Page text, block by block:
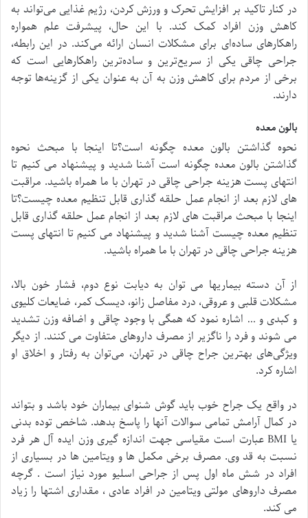
در کنار تاکید بر افزایش تحرک و ورزش کردن، رژیم غذایی می‌تواند به
کاهش وزن افراد کمک کند. با این حال، پیشرفت علم همواره
راهکار‌های ساده‌ای برای مشکلات انسان ارائه می‌کند. در این رابطه،
جراحی چاقی یکی از سریع‌ترین و ساده‌ترین راهکار‌هایی است که
برخی از مردم برای کاهش وزن به آن به عنوان یکی از گزینه‌ها توجه
دارند.
بالون معده
نحوه گذاشتن بالون معده چگونه است؟تا اینجا با مبحث نحوه
گذاشتن بالون معده چگونه است آشنا شدید و پیشنهاد می کنیم تا
انتهای پست هزینه جراحی چاقی در تهران با ما همراه باشید. مراقبت‌
های لازم بعد از انجام عمل حلقه گذاری قابل تنظیم معده چیست؟تا
اینجا با مبحث مراقبت‌ های لازم بعد از انجام عمل حلقه گذاری قابل
تنظیم معده چیست آشنا شدید و پیشنهاد می کنیم تا انتهای پست
هزینه جراحی چاقی در تهران با ما همراه باشید.
از آن دسته بیماریها می توان به دیابت نوع دوم، فشار خون بالا،
مشکلات قلبی و عروقی، درد مفاصل زانو، دیسک کمر، ضایعات کلیوی
و کبدی و … اشاره نمود که همگی با وجود چاقی و اضافه وزن تشدید
می شوند و فرد را ناگزیر از مصرف داروهای متفاوت می کنند. از دیگر
ویژگی‌های بهترین جراح چاقی در تهران، می‌توان به رفتار و اخلاق او
اشاره کرد.
در واقع یک جراح خوب باید گوش شنوای بیماران خود باشد و بتواند
در کمال آرامش تمامی سوالات آنها را پاسخ بدهد. شاخص توده بدنی
یا BMI عبارت است مقیاسی جهت اندازه گیری وزن ایده آل هر فرد
نسبت به قد وی. مصرف برخی مکمل ها و ویتامین ها در بسیاری از
افراد در شش ماه اول پس از جراحی اسلیو مورد نیاز است . گرچه
مصرف داروهای مولتی ویتامین در افراد عادی ، مقداری اشتها را زیاد
می کند.